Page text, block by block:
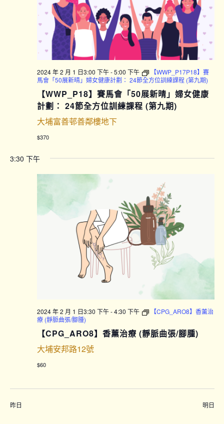
2024 年 2 月 1 日3:00 下午-5:00 下午
【WWP_P17P18】賽
馬會「50展新晴」婦女健康計劃： 24節全方位訓練課程 (第九期)
【WWP_P18】賽馬會「50展新晴」婦女健康
計劃： 24節全方位訓練課程 (第九期)
大埔富善邨善鄰樓地下
$370
3:30 下午
2024 年 2 月 1 日3:30 下午-4:30 下午
【CPG_ARO8】香薰治
療 (靜脈曲張/腳腫)
【CPG_ARO8】香薰治療 (靜脈曲張/腳腫)
大埔安邦路12號
$60
昨日 明日